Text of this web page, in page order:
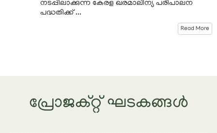
നടപ്പിലാക്കുന്ന കേരള ഖരമാലിന്യ പരിപാലന
പദ്ധതിക്ക് ...
Read More
പ്രോജക്റ്റ് ഘടകങ്ങൾ